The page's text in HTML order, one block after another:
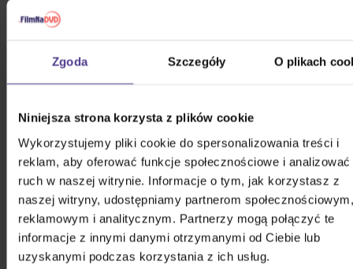
Zgoda Szczegóły O plikach
Niniejsza strona korzysta z plików cookie
Wykorzystujemy pliki cookie do spersonalizowania treści i
reklam, aby oferować funkcje społecznościowe i analizować
ruch w naszej witrynie. Informacje o tym, jak korzystasz z
naszej witryny, udostępniamy partnerom społecznościowym,
reklamowym i analitycznym. Partnerzy mogą połączyć te
informacje z innymi danymi otrzymanymi od Ciebie lub
uzyskanymi podczas korzystania z ich usług.
Teče voda, teče -
Život je hledání
/K. Vágner, P. Markov/ 2:18
Šafránková, Voice-mix 1:21
Vyrostla štíhlá jedlička/ K. M. Walló/ J.
Satoranský 1:32
Rozvíjej se poupátko/D. C. Vačkář, F. Hrubín/
Josef Zíma 3:38
Prstýnek/B. Sedláček, K. M. Walló/